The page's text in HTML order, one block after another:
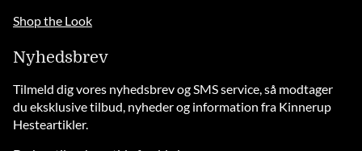
Shop the Look
Nyhedsbrev
Tilmeld dig vores nyhedsbrev og SMS service, så modtager
du eksklusive tilbud, nyheder og information fra Kinnerup
Hesteartikler.